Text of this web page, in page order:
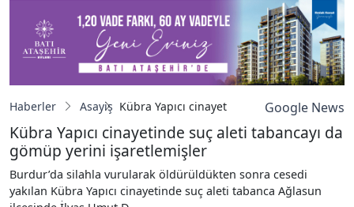
Haberler Asayiş Kübra Yapıcı cinayetinde suç aletiGoogle News
Kübra Yapıcı cinayetinde suç aleti tabancayı da
gömüp yerini işaretlemişler
Burdur’da silahla vurularak öldürüldükten sonra cesedi
yakılan Kübra Yapıcı cinayetinde suç aleti tabanca Ağlasun